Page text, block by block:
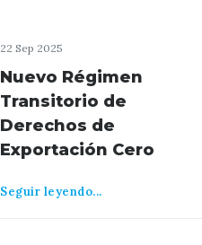
22 Sep 2025
Nuevo Régimen
Transitorio de
Derechos de
Exportación Cero
Seguir leyendo...